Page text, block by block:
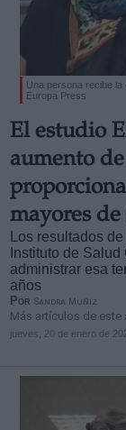
Una persona recibe
Europa Press
El estudio
aumento
mayores de
Los resultados
Instituto de
administrar esa
años
Por Sandra Muñiz
Más artículos de este
jueves, 20 de enero de